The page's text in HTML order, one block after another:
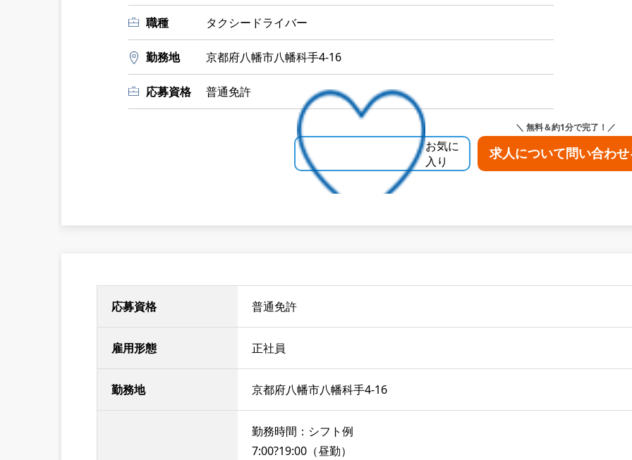
職種 タクシードライバー
勤務地 京都府八幡市八幡科手4-16
応募資格 普通免許
お気に
入り
＼ 無料＆約1分で完了！／
求人について問い合わ
応募資格 普通免許
雇用形態 正社員
勤務地 京都府八幡市八幡科手4-16
勤務時間：シフト例
7:00?19:00（昼勤）